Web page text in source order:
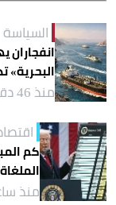
السياسة
انفجاران
البحرية»
منذ 46 دقيقة
كم
منذ